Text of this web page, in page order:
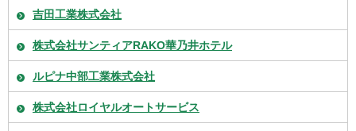
吉田工業株式会社
株式会社サンティアRAKO華乃井ホテル
ルピナ中部工業株式会社
株式会社ロイヤルオートサービス